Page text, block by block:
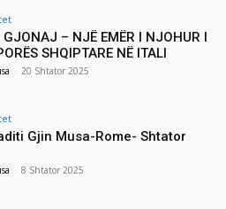
GJONAJ – NJË EMËR I NJOHUR I
SHQIPTARE NË ITALI
- 20 Shtator 2025
Gjin Musa-Rome- Shtator
- 8 Shtator 2025